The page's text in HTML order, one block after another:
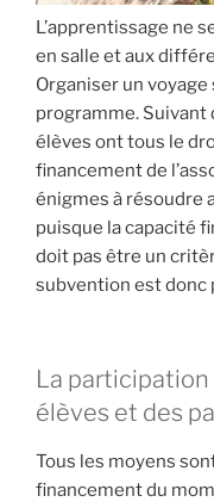
L’apprentissage ne
en salle et aux
Organiser un
programme.
élèves ont tous le
financement de
énigmes à résoudre
puisque la capacité
doit pas être un
subvention est donc
La
élèves et des
Tous les moyens
financement du